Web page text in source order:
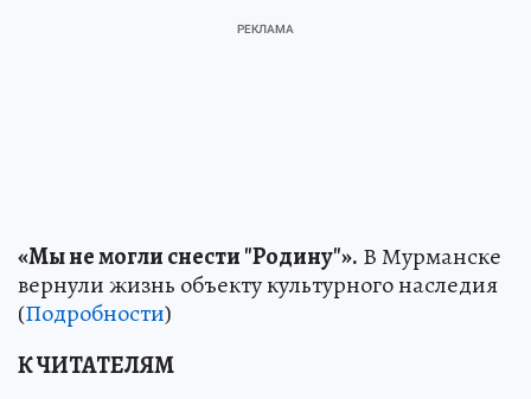
«Мы не могли снести "Родину"». В Мурманске
вернули жизнь объекту культурного наследия
(Подробности)
К ЧИТАТЕЛЯМ